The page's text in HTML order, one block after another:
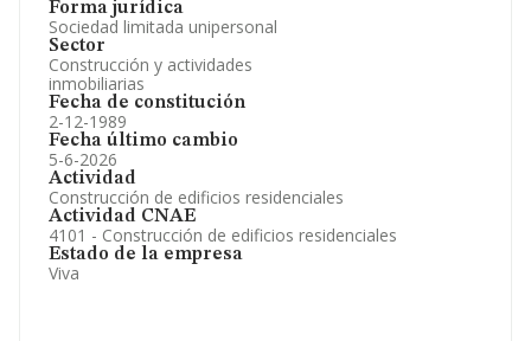
Forma jurídica
Sociedad limitada unipersonal
Sector
Construcción y actividades
inmobiliarias
Fecha de constitución
2-12-1989
Fecha último cambio
5-6-2026
Actividad
Construcción de edificios residenciales
Actividad CNAE
4101 - Construcción de edificios residenciales
Estado de la empresa
Viva